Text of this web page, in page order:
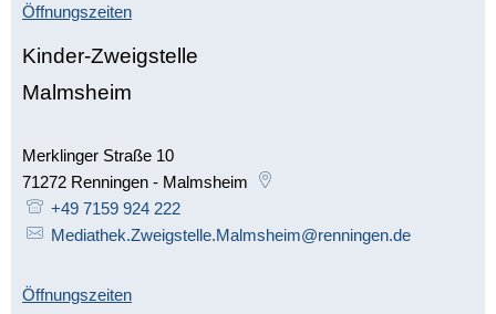
Öffnungszeiten
Kinder-Zweigstelle
Malmsheim
Merklinger Straße 10
71272 Renningen - Malmsheim
+49 7159 924 222
Mediathek.Zweigstelle.Malmsheim@renningen.de
Öffnungszeiten